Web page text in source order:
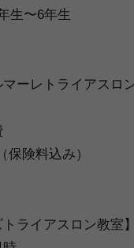
生〜6年生
マーレトライアス
保険料込み）
トライアスロン教室】
ジュニアレッグリ